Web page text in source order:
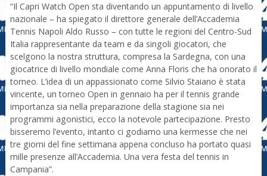
“Il Capri Watch Open sta diventando un appuntamento di livello
nazionale – ha spiegato il direttore generale dell’Accademia
Tennis Napoli Aldo Russo – con tutte le regioni del Centro-Sud
Italia rappresentante da team e da singoli giocatori, che
scelgono la nostra struttura, compresa la Sardegna, con una
giocatrice di livello mondiale come Anna Floris che ha onorato il
torneo. L’idea di un appassionato come Silvio Staiano è stata
vincente, un torneo Open in gennaio ha per il tennis grande
importanza sia nella preparazione della stagione sia nei
programmi agonistici, ecco la notevole partecipazione. Presto
bisseremo l’evento, intanto ci godiamo una kermesse che nei
tre giorni del fine settimana appena concluso ha portato quasi
mille presenze all’Accademia. Una vera festa del tennis in
Campania”.